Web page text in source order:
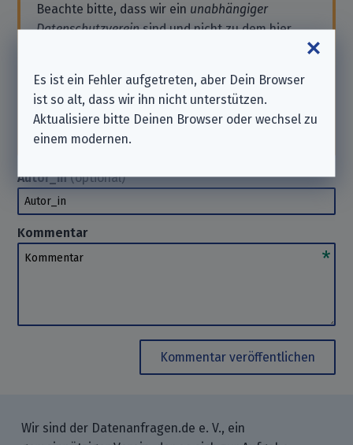
Beachte bitte, dass wir ein unabhängiger
Datenschutzvereinsind und nicht zu dem hier
Anfrage stellen wollen, wende Dich bitte direkt
an das Unternehmen. Wir können Dir hierbei
nichthelfen. Danke für Dein Verständnis.
Autor_in(optional)
Autor_in
Kommentar
Kommentar
Kommentar veröffentlichen
Wir sind der Datenanfragen.de e. V., ein
Es ist ein Fehler aufgetreten, aber Dein Browser
ist so alt, dass wir ihn nicht unterstützen.
Aktualisiere bitte Deinen Browser oder wechsel zu
einem modernen.